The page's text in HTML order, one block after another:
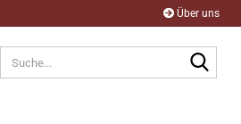
Über uns